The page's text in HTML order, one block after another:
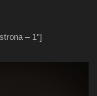
– 1"]